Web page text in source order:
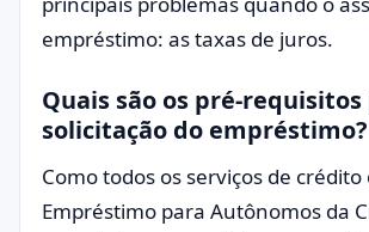
empréstimo: as taxas de juros.
Quais são os pré-requisitos
solicitação do empréstimo?
Como todos os serviços de
Empréstimo para Autônomos da